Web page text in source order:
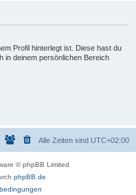
Profil hinterlegt ist. Diese hast du
in deinem persönlichen Bereich
Alle Zeiten sind UTC+02:00
© phpBB Limited
phpBB.de